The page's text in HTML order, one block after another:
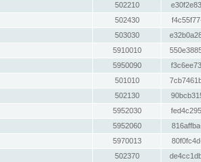
502210
502430
503030
5910010
5950090
501010
502130
5952030
5952060
5970013
502370